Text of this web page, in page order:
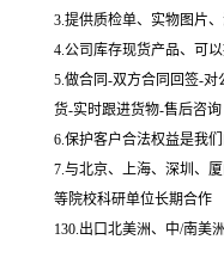
3.提供质检单、实物图片
4.公司库存现货产品、可
5.做合同-双方合同回签-
货-实时跟进货物-售后咨询
6.保护客户合法权益是我
7.与北京、上海、深圳、
等院校科研单位长期合作
130.出口北美洲、中/南美